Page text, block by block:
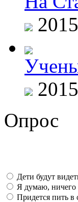
Опрос
Дети будут
Я думаю, ничего
Придется пить в